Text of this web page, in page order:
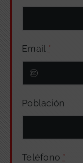
Email *
Población
Teléfono *